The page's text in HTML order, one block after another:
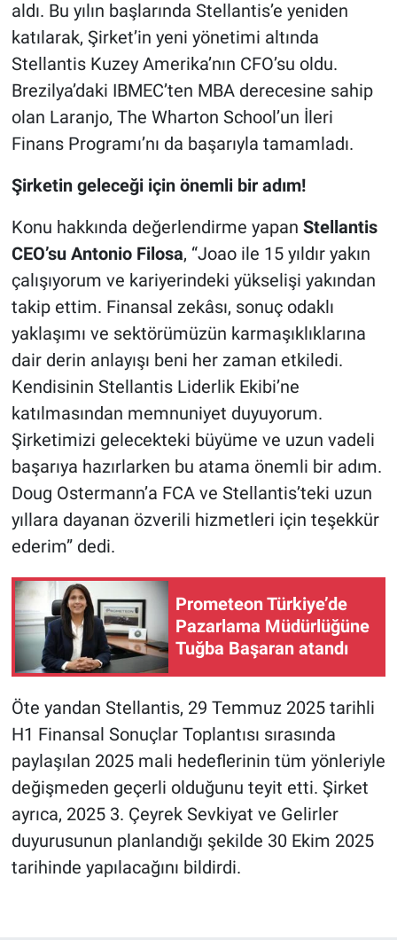
aldı. Bu yılın başlarında Stellantis’e yeniden
katılarak, Şirket’in yeni yönetimi altında
Stellantis Kuzey Amerika’nın CFO’su oldu.
Brezilya’daki IBMEC’ten MBA derecesine sahip
olan Laranjo, The Wharton School’un İleri
Finans Programı’nı da başarıyla tamamladı.
Şirketin geleceği için önemli bir adım!
Konu hakkında değerlendirme yapan Stellantis
CEO’su Antonio Filosa, “Joao ile 15 yıldır yakın
çalışıyorum ve kariyerindeki yükselişi yakından
takip ettim. Finansal zekâsı, sonuç odaklı
yaklaşımı ve sektörümüzün karmaşıklıklarına
dair derin anlayışı beni her zaman etkiledi.
Kendisinin Stellantis Liderlik Ekibi’ne
katılmasından memnuniyet duyuyorum.
Şirketimizi gelecekteki büyüme ve uzun vadeli
başarıya hazırlarken bu atama önemli bir adım.
Doug Ostermann’a FCA ve Stellantis’teki uzun
yıllara dayanan özverili hizmetleri için teşekkür
ederim” dedi.
Prometeon Türkiye’de
Pazarlama Müdürlüğüne
Tuğba Başaran atandı
Öte yandan Stellantis, 29 Temmuz 2025 tarihli
H1 Finansal Sonuçlar Toplantısı sırasında
paylaşılan 2025 mali hedeflerinin tüm yönleriyle
değişmeden geçerli olduğunu teyit etti. Şirket
ayrıca, 2025 3. Çeyrek Sevkiyat ve Gelirler
duyurusunun planlandığı şekilde 30 Ekim 2025
tarihinde yapılacağını bildirdi.